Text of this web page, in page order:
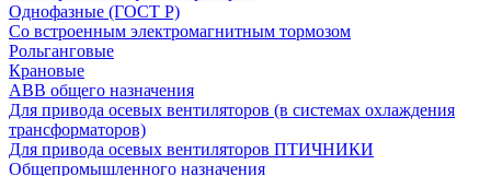
Однофазные (ГОСТ Р)
Со встроенным электромагнитным тормозом
Рольганговые
Крановые
АВВ общего назначения
Для привода осевых вентиляторов (в системах охлаждения
трансформаторов)
Для привода осевых вентиляторов ПТИЧНИКИ
Общепромышленного назначения